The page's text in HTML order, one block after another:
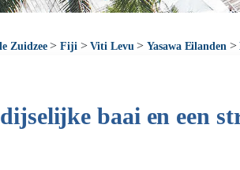
Zuidzee>Fiji >Viti Levu >Yasawa Eilanden >
baai en een